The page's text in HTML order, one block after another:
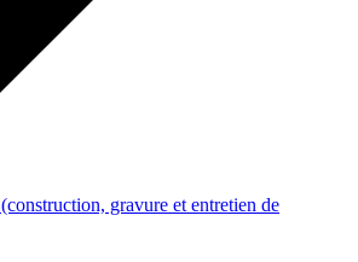
(construction, gravure et entretien de